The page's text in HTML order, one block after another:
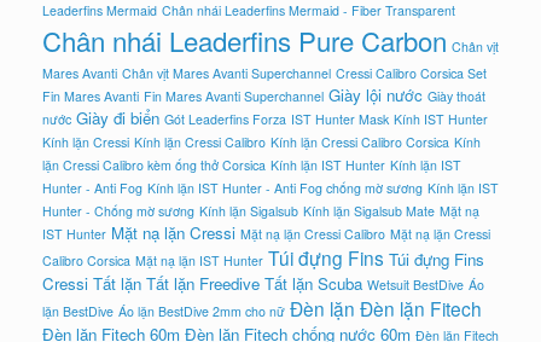
Leaderfins Mermaid Chân nhái Leaderfins Mermaid - Fiber Transparent
Chân nhái Leaderfins Pure Carbon Chân vịt
Mares Avanti Chân vịt Mares Avanti Superchannel Cressi Calibro Corsica Set
Fin Mares Avanti Fin Mares Avanti Superchannel Giày lội nước Giày thoát
nước Giày đi biển Gót Leaderfins Forza IST Hunter Mask Kính IST Hunter
Kính lặn Cressi Kính lặn Cressi Calibro Kính lặn Cressi Calibro Corsica Kính
lặn Cressi Calibro kèm ống thở Corsica Kính lặn IST Hunter Kính lặn IST
Hunter - Anti Fog Kính lặn IST Hunter - Anti Fog chống mờ sương Kính lặn IST
Hunter - Chống mờ sương Kính lặn Sigalsub Kính lặn Sigalsub Mate Mặt nạ
IST Hunter Mặt nạ lặn Cressi Mặt nạ lặn Cressi Calibro Mặt nạ lặn Cressi
Calibro Corsica Mặt nạ lặn IST Hunter Túi đựng Fins Túi đựng Fins
Cressi Tất lặn Tất lặn Freedive Tất lặn Scuba Wetsuit BestDive Áo
lặn BestDive Áo lặn BestDive 2mm cho nữ Đèn lặn Đèn lặn Fitech
Đèn lặn Fitech 60m Đèn lặn Fitech chống nước 60m Đèn lặn Fitech